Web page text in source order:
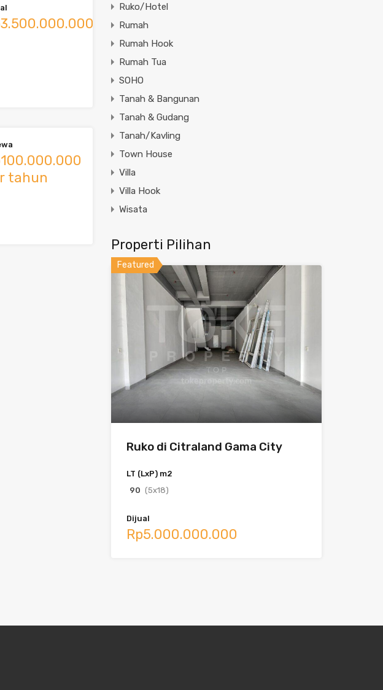
tahun
Ruko/Hotel
Rumah
Rumah Hook
Rumah Tua
SOHO
Tanah & Bangunan
Tanah & Gudang
Tanah/Kavling
Town House
Villa
Villa Hook
Wisata
Properti Pilihan
Featured
Ruko di Citraland Gama City
LT (LxP) m2
90 (5x18)
Dijual
Rp5.000.000.000